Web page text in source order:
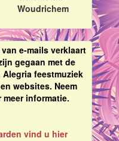
Woudrichem
e-mails verklaart
gegaan met de
feestmuziek
websites. Neem
informatie.
vind u hier